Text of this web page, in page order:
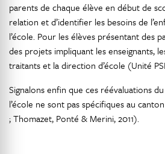
parents de chaque élève en début de
relation et d’identifier les besoins de
l’école. Pour les élèves présentant des
des projets impliquant les enseignants,
traitants et la direction d’école (Unité
Signalons enfin que ces réévaluations
l’école ne sont pas spécifiques au
; Thomazet, Ponté & Merini, 2011).